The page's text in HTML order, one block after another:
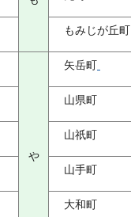
もみじが丘町
や
矢岳町
山県町
山祇町
山手町
大和町